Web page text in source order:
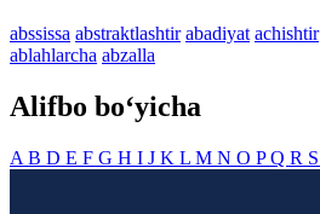
abssissa abstraktlashtir abadiyat achishtir
ablahlarcha abzalla
Alifbo bo‘yicha
A B D E F G H I J K L M N O PQ R S